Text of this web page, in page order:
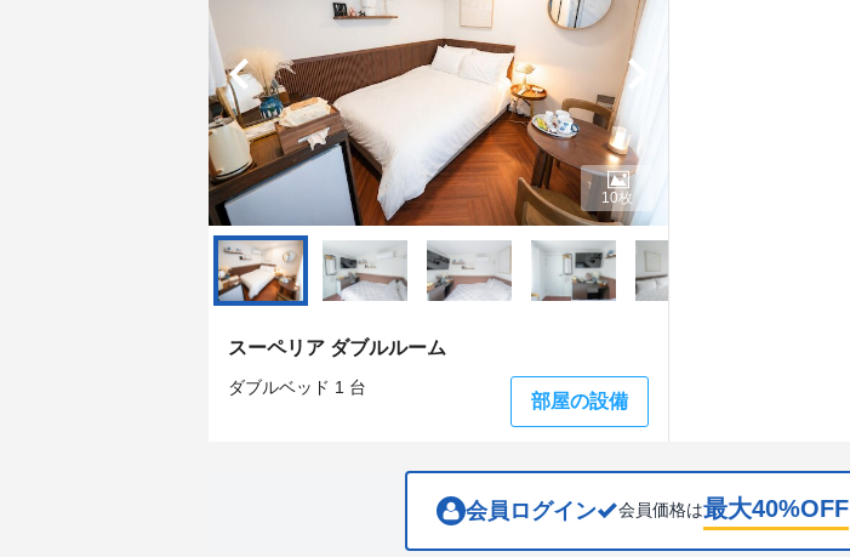
and
select
a
date.
Press
the
question
mark
key
to
get
the
shortcuts
for
changing
the
calendar
and
select
date.
Press
the
question
mark
key
to
get
changing
スーペリア ダブルルーム
ダブルベッド 1 台
部屋の設備
10枚
会員ログイン 会員価格は最大40%OFF